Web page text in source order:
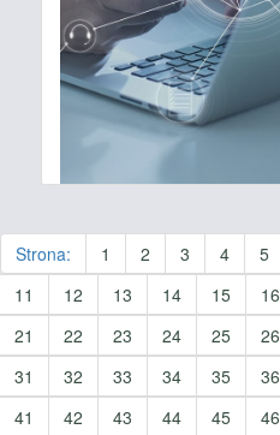
Strona: 1 2 3 4 5
11
12 13 14 15 16
21
22 23 24 25 26
31
32 33 34 35 36
41
42 43 44 45 46